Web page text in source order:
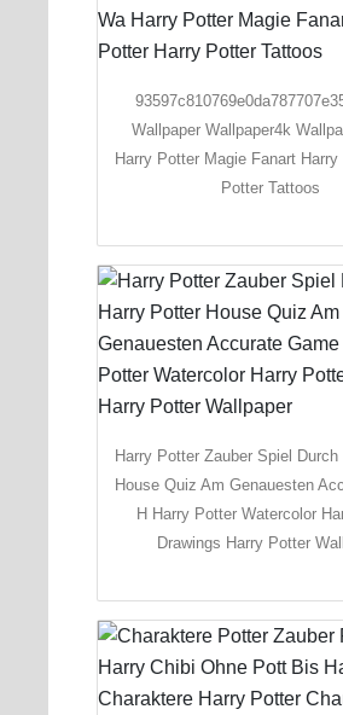
Wallpaper Wallpaper4k
Harry Potter Magie Fanart
Potter Tattoos
Harry Potter Zauber Spiel
House Quiz Am Genauesten
H Harry Potter Watercolor
Drawings Harry Potter